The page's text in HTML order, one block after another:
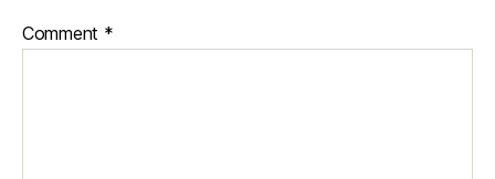
Comment *